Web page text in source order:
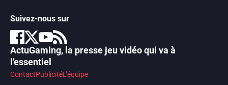
Suivez-nous sur
ActuGaming, la presse jeu vidéo qui va à
l'essentiel
ContactPublicitéL’équipe